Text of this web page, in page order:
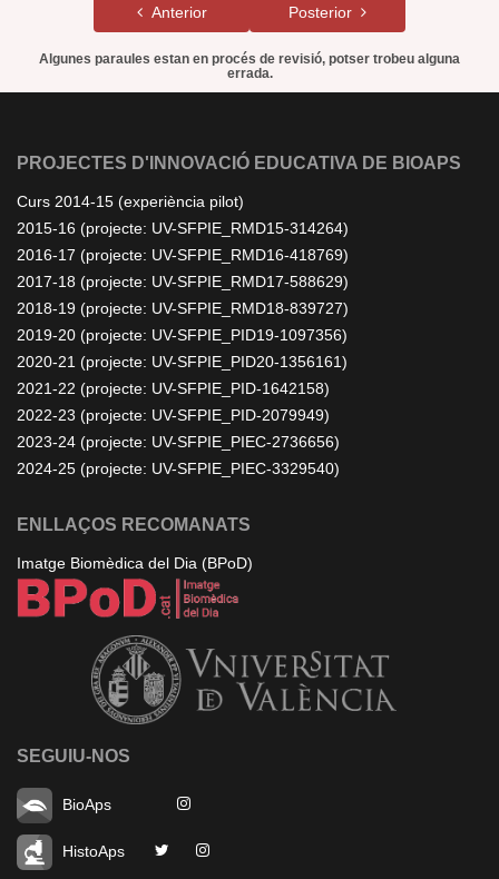
Anterior Posterior
Algunes paraules estan en procés de revisió, potser trobeu alguna
errada.
PROJECTES D'INNOVACIÓ EDUCATIVA DE BIOAPS
Curs 2014-15 (experiència pilot)
2015-16 (projecte: UV-SFPIE_RMD15-314264)
2016-17 (projecte: UV-SFPIE_RMD16-418769)
2017-18 (projecte: UV-SFPIE_RMD17-588629)
2018-19 (projecte: UV-SFPIE_RMD18-839727)
2019-20 (projecte: UV-SFPIE_PID19-1097356)
2020-21 (projecte: UV-SFPIE_PID20-1356161)
2021-22 (projecte: UV-SFPIE_PID-1642158)
2022-23 (projecte: UV-SFPIE_PID-2079949)
2023-24 (projecte: UV-SFPIE_PIEC-2736656)
2024-25 (projecte: UV-SFPIE_PIEC-3329540)
ENLLAÇOS RECOMANATS
Imatge Biomèdica del Dia (BPoD)
SEGUIU-NOS
BioAps
HistoAps